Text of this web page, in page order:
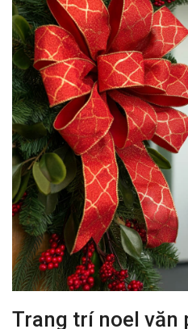
Trang trí noel văn